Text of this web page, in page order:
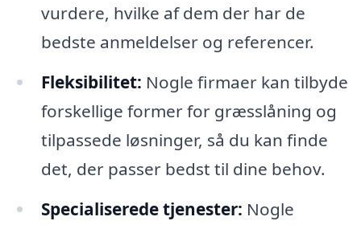
vurdere, hvilke af dem der har de
bedste anmeldelser og referencer.
Fleksibilitet: Nogle firmaer kan tilbyde
forskellige former for græsslåning og
tilpassede løsninger, så du kan finde
det, der passer bedst til dine behov.
Specialiserede tjenester: Nogle